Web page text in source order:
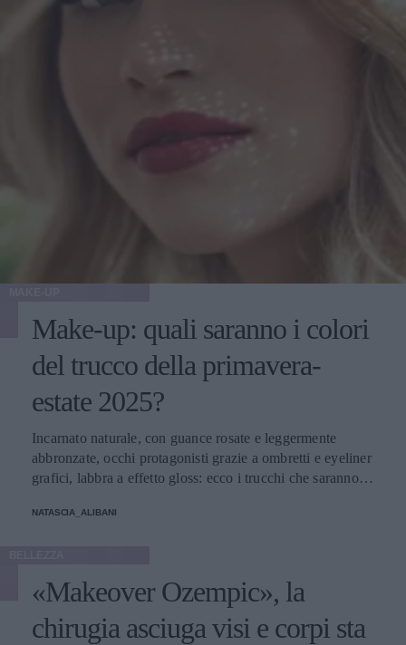
Make-up: quali saranno i colori
del trucco della primavera-
estate 2025?
Incarnato naturale, con guance rosate e leggermente
abbronzate, occhi protagonisti grazie a ombretti e eyeliner
grafici, labbra a effetto gloss: ecco i trucchi che saranno
NATASCIA_ALIBANI
«Makeover Ozempic», la
chirugia asciuga visi e corpi sta